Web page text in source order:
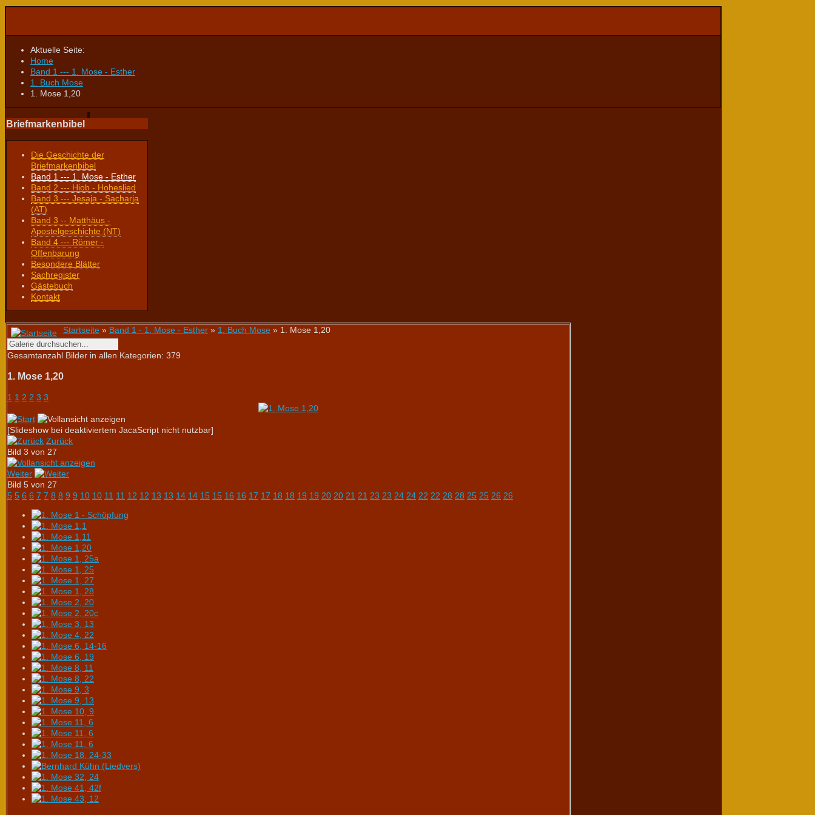
Aktuelle Seite:
Home
Band 1 --- 1. Mose - Esther
1. Buch Mose
1. Mose 1,20
Briefmarkenbibel
Die Geschichte der
Briefmarkenbibel
Band 1 --- 1. Mose - Esther
Band 2 --- Hiob - Hoheslied
Band 3 --- Jesaja - Sacharja
(AT)
Band 3 -- Matthäus -
Apostelgeschichte (NT)
Band 4 --- Römer -
Offenbarung
Besondere Blätter
Sachregister
Gästebuch
Kontakt
Startseite » Band 1 - 1. Mose - Esther » 1. Buch Mose » 1. Mose 1,20
Gesamtanzahl Bilder in allen Kategorien: 379
1. Mose 1,20
1 1 2 2 3 3
[Slideshow bei deaktiviertem JacaScript nicht nutzbar]
Zurück
Bild 3 von 27
Weiter
Bild 5 von 27
5 5 6 6 7 7 8 8 9 9 10 10 11 11 12 12 13 13 14 14 15 15 16 16 17 17 18 18 19 19 20 20 21 21 23 23 24 24 22 22 28 28 25 25 26 26